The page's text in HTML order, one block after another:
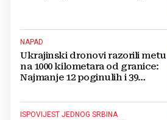
NAPAD
Ukrajinski dronovi razorili metu
na 1000 kilometara od granice:
Najmanje 12 poginulih i 39
ISPOVIJEST JEDNOG SRBINA